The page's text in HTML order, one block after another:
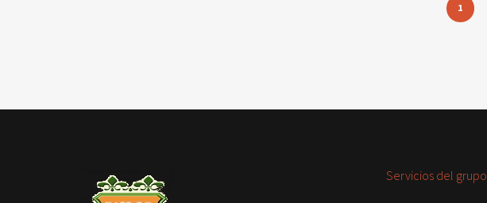
1
Servicios del grupo